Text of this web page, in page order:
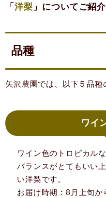
「洋梨 」についてご紹
品種
矢沢農園では、以下５品種
ワイ
ワイン色のトロピカル
バランスがとてもいい
い洋梨です。
お届け時期：8月上旬か